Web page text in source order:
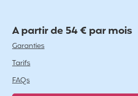
A partir de 54 € par mois
Garanties
Tarifs
FAQs